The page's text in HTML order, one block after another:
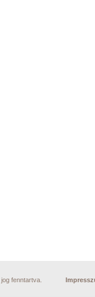
fenntartva.